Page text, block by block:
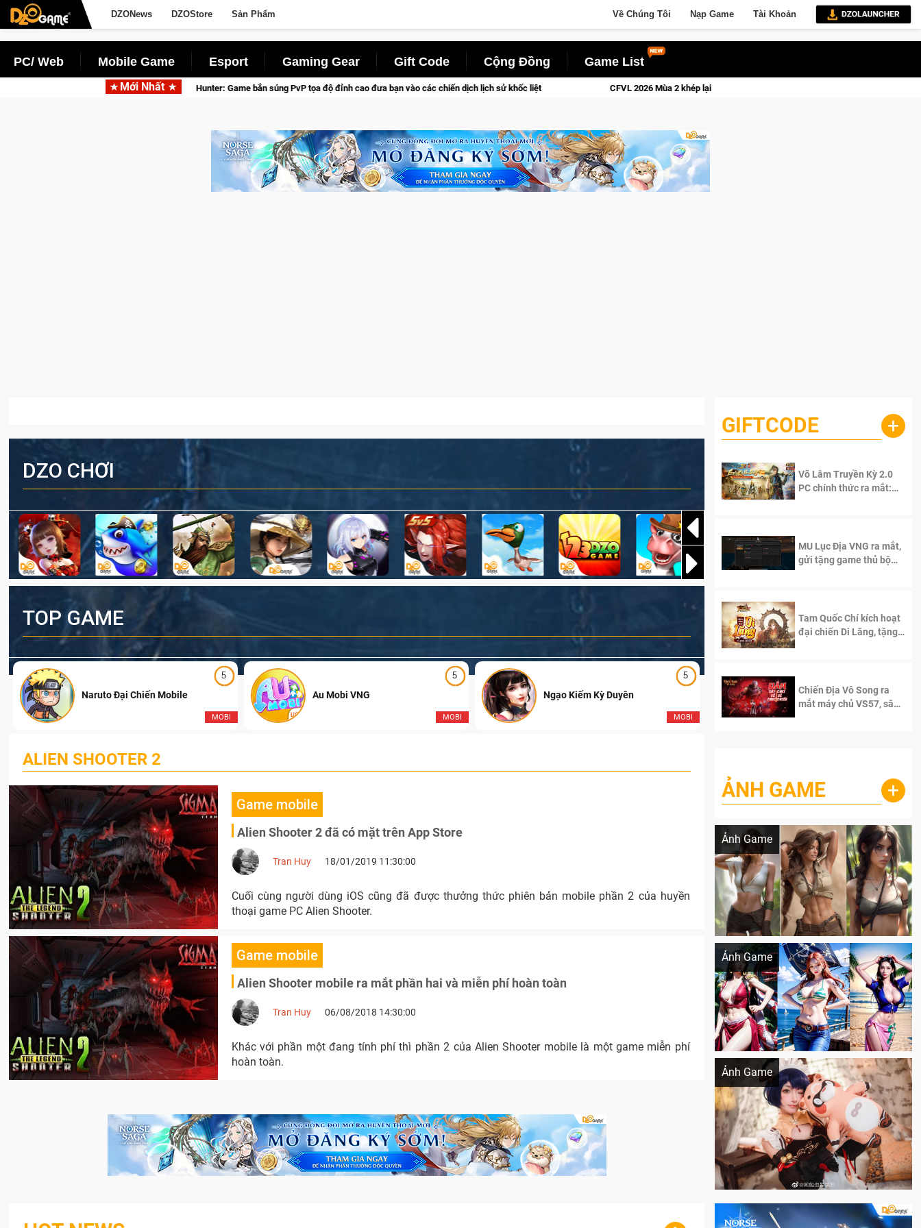
DZONews DZOStore Sản Phẩm Về Chúng Tôi Nạp Game Tài Khoản
PC/ Web Mobile Game Esport Gaming Gear Gift Code Cộng Đồng Game List
Mới Nhất
Medal Hunter: Game bắn súng PvP tọa độ đỉnh cao đưa bạn vào các chiến dịch lịch sử khốc liệt CFVL 2026 Mùa 2 khép lại với hành trình đầy cảm xúc, Team Falcons lên ngôi vô địch
DZO CHƠI
TOP GAME
5
MOBI
Naruto Đại Chiến Mobile
5
MOBI
Au Mobi VNG
5
MOBI
Ngạo Kiếm Kỳ Duyên Ngạo Thiên Mobile
ALIEN SHOOTER 2
Game mobile
Alien Shooter 2 đã có mặt trên App Store
Tran Huy 18/01/2019 11:30:00
Cuối cùng người dùng iOS cũng đã được thưởng thức phiên bản mobile phần 2 của huyền
thoại game PC Alien Shooter.
Game mobile
Alien Shooter mobile ra mắt phần hai và miễn phí hoàn toàn
Tran Huy 06/08/2018 14:30:00
Khác với phần một đang tính phí thì phần 2 của Alien Shooter mobile là một game miễn phí
hoàn toàn.
GIFTCODE +
Võ Lâm Truyền Kỳ 2.0
PC chính thức ra mắt:
MU Lục Địa VNG ra mắt,
gửi tặng game thủ bộ
Tam Quốc Chí kích hoạt
đại chiến Di Lăng, tặng
Chiến Địa Vô Song ra
mắt máy chủ VS57, sân
ẢNH GAME +
Ảnh Game
Lala Croft vừa nóng vừa xinh dưới nét vẽ
Ảnh Game
Khi AI Cosplay gái đẹp One Piece
Ảnh Game
Cosplay Xiangling siêu cute